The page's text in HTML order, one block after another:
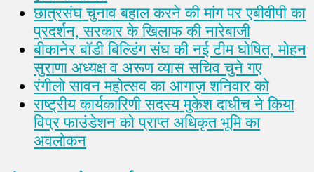
छात्रसंघ चुनाव बहाल करने की मांग पर एबीवीपी का
प्रदर्शन, सरकार के खिलाफ की नारेबाजी
बीकानेर बॉडी बिल्डिंग संघ की नई टीम घोषित, मोहन
सुराणा अध्यक्ष व अरूण व्यास सचिव चुने गए
रंगीलो सावन महोत्सव का आगाज़ शनिवार को
राष्ट्रीय कार्यकारिणी सदस्य मुकेश दाधीच ने किया
विप्र फाउंडेशन को प्राप्त अधिकृत भूमि का
अवलोकन